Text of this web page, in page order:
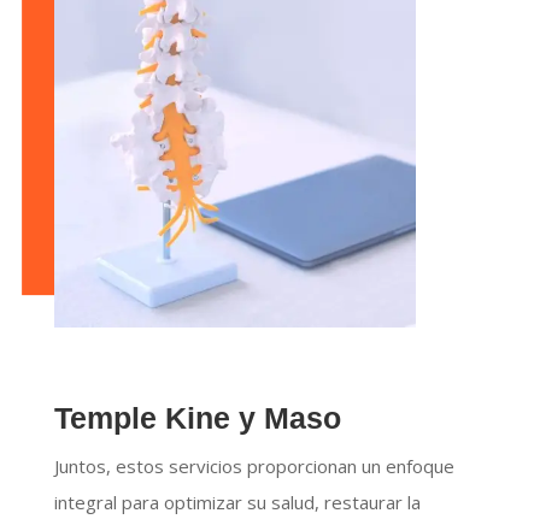
Temple Kine y Maso
Juntos, estos servicios proporcionan un enfoque
integral para optimizar su salud, restaurar la